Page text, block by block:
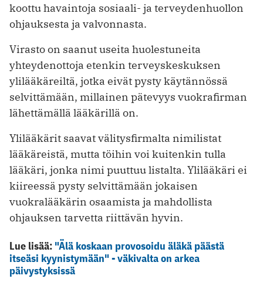
koottu havaintoja sosiaali- ja terveydenhuollon
ohjauksesta ja valvonnasta.
Virasto on saanut useita huolestuneita
yhteydenottoja etenkin terveyskeskuksen
ylilääkäreiltä, jotka eivät pysty käytännössä
selvittämään, millainen pätevyys vuokrafirman
lähettämällä lääkärillä on.
Ylilääkärit saavat välitysfirmalta nimilistat
lääkäreistä, mutta töihin voi kuitenkin tulla
lääkäri, jonka nimi puuttuu listalta. Ylilääkäri ei
kiireessä pysty selvittämään jokaisen
vuokralääkärin osaamista ja mahdollista
ohjauksen tarvetta riittävän hyvin.
Lue lisää: "Älä koskaan provosoidu äläkä päästä
itseäsi kyynistymään" - väkivalta on arkea
päivystyksissä